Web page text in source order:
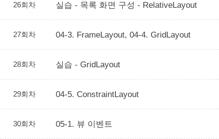
26회차 실습 - 목록 화면 구성 - RelativeLayout
27회차 04-3. FrameLayout, 04-4. GridLayout
28회차 실습 - GridLayout
29회차 04-5. ConstraintLayout
30회차 05-1. 뷰 이벤트